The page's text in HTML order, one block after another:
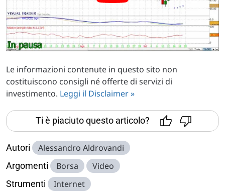
Le informazioni contenute in questo sito non
costituiscono consigli né offerte di servizi di
investimento. Leggi il Disclaimer »
Ti è piaciuto questo articolo?
Autori Alessandro Aldrovandi
Argomenti Borsa Video
Strumenti Internet